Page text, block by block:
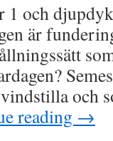
1 och
är
och
reading →